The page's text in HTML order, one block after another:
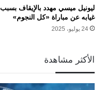
ليونيل ميسي مهدد بالإيقاف بسبب
غيابه عن مباراة «كل النجوم»
24 يوليو، 2025
الأكثر مشاهدة